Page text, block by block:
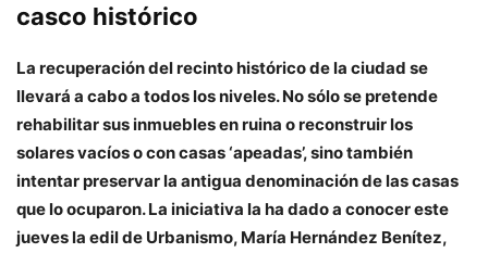
casco histórico
La recuperación del recinto histórico de la ciudad se
llevará a cabo a todos los niveles. No sólo se pretende
rehabilitar sus inmuebles en ruina o reconstruir los
solares vacíos o con casas ‘apeadas’, sino también
intentar preservar la antigua denominación de las casas
que lo ocuparon. La iniciativa la ha dado a conocer este
jueves la edil de Urbanismo, María Hernández Benítez,